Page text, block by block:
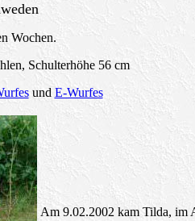
Wochen.
Schulterhöhe 56 cm
und E-Wurfes
Am 9.02.2002 kam Tilda, im